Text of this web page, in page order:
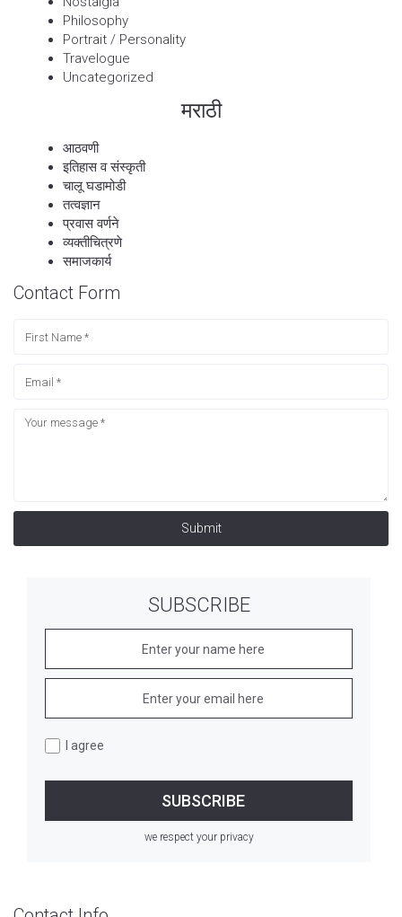
Philosophy
Portrait / Personality
Travelogue
Uncategorized
मराठी
आठवणी
इतिहास व संस्कृती
चालू घडामोडी
तत्वज्ञान
प्रवास वर्णने
व्यक्तीचित्रणे
समाजकार्य
Contact Form
Submit
SUBSCRIBE
I agree
we respect your privacy